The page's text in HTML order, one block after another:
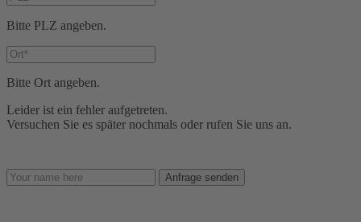
Bitte PLZ angeben.
Bitte Ort angeben.
Leider ist ein fehler aufgetreten.
Versuchen Sie es später nochmals oder rufen Sie uns an.
Anfrage senden